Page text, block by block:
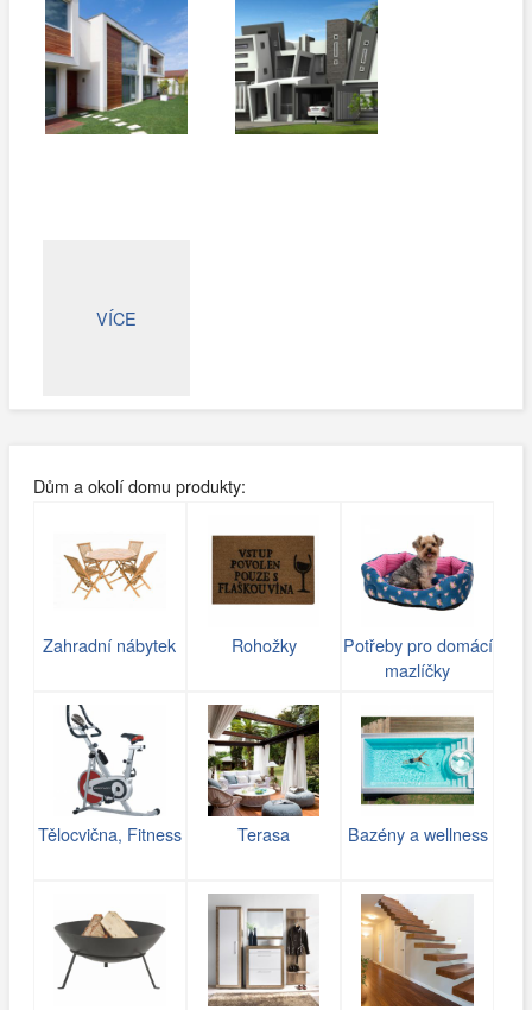
VÍCE
Dům a okolí domu produkty:
Zahradní nábytek Rohožky
Potřeby pro domácí
mazlíčky
Tělocvična, Fitness Terasa Bazény a wellness